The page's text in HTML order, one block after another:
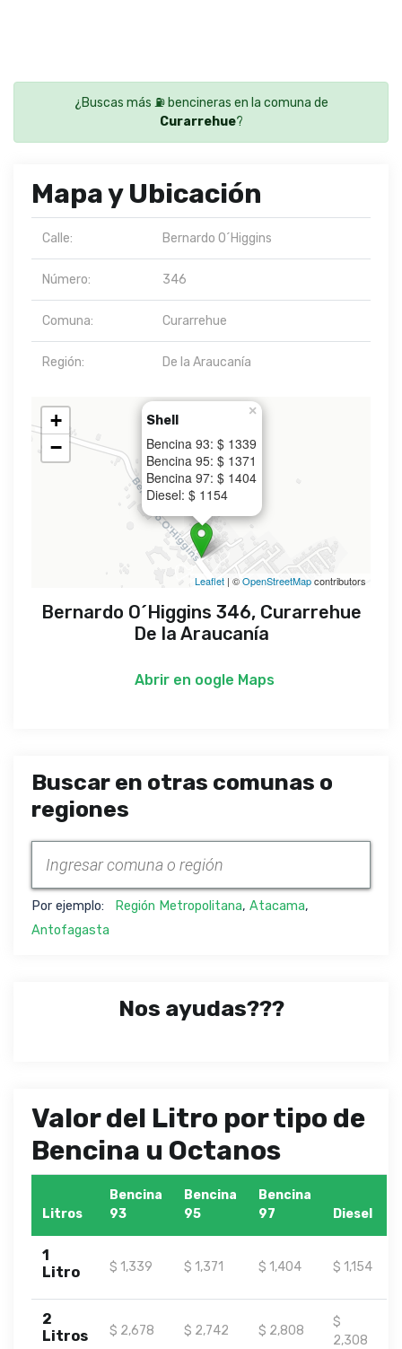
¿Buscas más ⛽ bencineras en la comuna de
Curarrehue?
Mapa y Ubicación
Calle: Bernardo O´Higgins
Número: 346
Comuna: Curarrehue
Región: De la Araucanía
Shell
Bencina 93: $ 1339
Bencina 95: $ 1371
Bencina 97: $ 1404
Diesel: $ 1154
×
+
−
Leaflet | ©OpenStreetMapcontributors
Bernardo O´Higgins 346, Curarrehue
De la Araucanía
Abrir en oogle Maps
Buscar en otras comunas o
regiones
Por ejemplo: Región Metropolitana, Atacama,
Antofagasta
Nos ayudas???
Valor del Litro por tipo de
Bencina u Octanos
Litros
Bencina
93
Bencina
95
Bencina
97
Diesel
1
Litro
$ 1,339 $ 1,371 $ 1,404 $ 1,154
2
Litros
$ 2,678 $ 2,742 $ 2,808
$
2,308